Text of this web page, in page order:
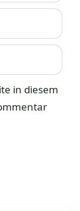
in diesem